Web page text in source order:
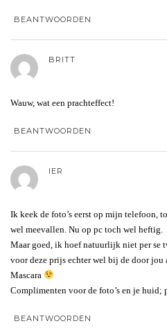
BEANTWOORDEN
BRITT
Wauw, wat een prachteffect!
BEANTWOORDEN
IER
Ik keek de foto’s eerst op mijn telefoon,
wel meevallen. Nu op pc toch wel heftig.
Maar goed, ik hoef natuurlijk niet per se
voor deze prijs echter wel bij de door jou
Mascara
Complimenten voor de foto’s en je huid;
BEANTWOORDEN